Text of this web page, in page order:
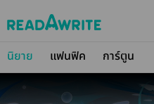
นิยาย แฟนฟิค การ์ตูน